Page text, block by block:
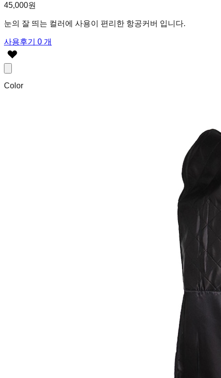
45,000원
눈의 잘 띄는 컬러에 사용이 편리한 항공커버 입니다.
사용후기 0 개
Color